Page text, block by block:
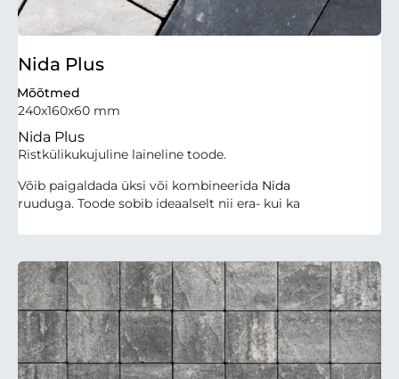
Nida Plus
Mõõtmed
240x160x60 mm
Nida Plus
Ristkülikukujuline laineline toode.
Võib paigaldada üksi või kombineerida Nida
ruuduga. Toode sobib ideaalselt nii era- kui ka